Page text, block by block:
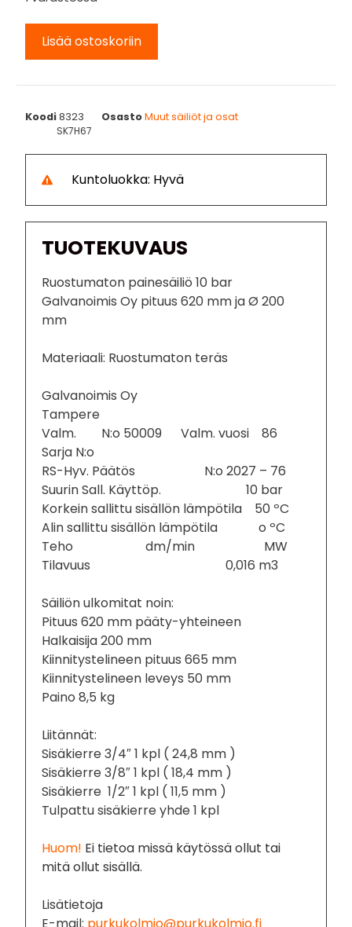
Lisää ostoskoriin
Koodi8323 OsastoMuut säiliöt ja osat
SK7H67
Kuntoluokka: Hyvä
TUOTEKUVAUS
Ruostumaton painesäiliö 10 bar
Galvanoimis Oy pituus 620 mm ja Ø 200
mm
Materiaali: Ruostumaton teräs
Galvanoimis Oy
Tampere
Valm. N:o 50009 Valm. vuosi 86
Sarja N:o
RS-Hyv. Päätös N:o 2027 – 76
Suurin Sall. Käyttöp. 10 bar
Korkein sallittu sisällön lämpötila 50 ºC
Alin sallittu sisällön lämpötila o ºC
Teho dm/min MW
Tilavuus 0,016 m3
Säiliön ulkomitat noin:
Pituus 620 mm pääty-yhteineen
Halkaisija 200 mm
Kiinnitystelineen pituus 665 mm
Kiinnitystelineen leveys 50 mm
Paino 8,5 kg
Liitännät:
Sisäkierre 3/4″ 1 kpl ( 24,8 mm )
Sisäkierre 3/8″ 1 kpl ( 18,4 mm )
Sisäkierre 1/2″ 1 kpl ( 11,5 mm )
Tulpattu sisäkierre yhde 1 kpl
Huom! Ei tietoa missä käytössä ollut tai
mitä ollut sisällä.
Lisätietoja
E-mail: purkukolmio@purkukolmio.fi